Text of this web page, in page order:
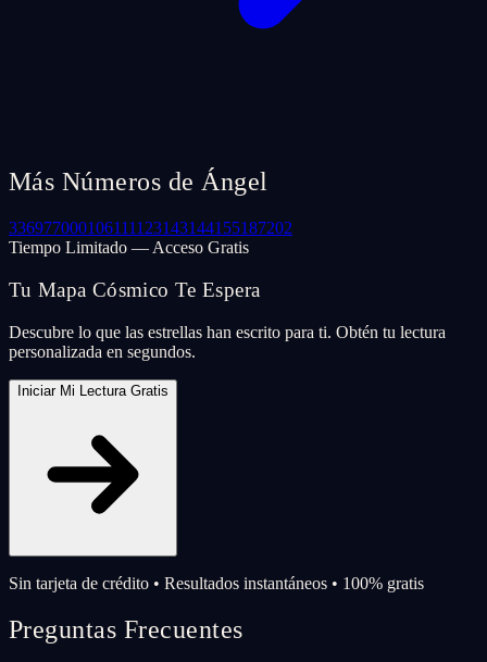
Más Números de Ángel
336977000106111123143144155187202
Tiempo Limitado — Acceso Gratis
Tu Mapa Cósmico Te Espera
Descubre lo que las estrellas han escrito para ti. Obtén tu lectura
personalizada en segundos.
Iniciar Mi Lectura Gratis
Sin tarjeta de crédito • Resultados instantáneos • 100% gratis
Preguntas Frecuentes